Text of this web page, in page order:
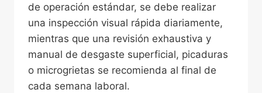
de operación estándar, se debe realizar
una inspección visual rápida diariamente,
mientras que una revisión exhaustiva y
manual de desgaste superficial, picaduras
o microgrietas se recomienda al final de
cada semana laboral.